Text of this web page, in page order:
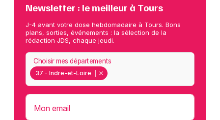
Newsletter : le meilleur à Tours
J-4 avant votre dose hebdomadaire à Tours. Bons
plans, sorties, événements : la sélection de la
rédaction JDS, chaque jeudi.
37 - Indre-et-Loire
Choisir mes départements
Mon email